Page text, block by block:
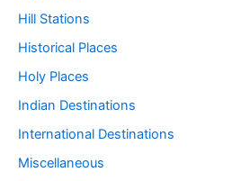
Hill Stations
Historical Places
Holy Places
Indian Destinations
International Destinations
Miscellaneous